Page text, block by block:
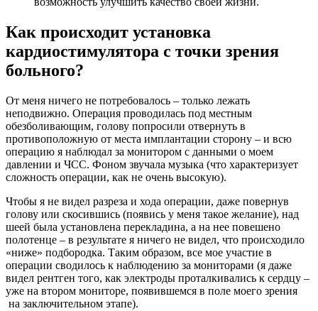
Как происходит установка
кардиостимулятора с точки зрения
больного?
От меня ничего не потребовалось – только лежать
неподвижно. Операция проводилась под местным
обезболивающим, голову попросили отвернуть в
противоположную от места имплантации сторону – и всю
операцию я наблюдал за монитором с данными о моем
давлении и ЧСС. Фоном звучала музыка (что характеризует
сложность операции, как не очень высокую).
Чтобы я не видел разреза и хода операции, даже повернув
голову или скосившись (появись у меня такое желание), над
шеей была установлена перекладина, а на нее повешено
полотенце – в результате я ничего не видел, что происходило
«ниже» подбородка. Таким образом, все мое участие в
операции сводилось к наблюдению за мониторами (я даже
видел рентген того, как электроды проталкивались к сердцу –
уже на втором мониторе, появившемся в поле моего зрения
на заключительном этапе).